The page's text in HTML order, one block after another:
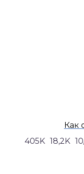
Как
405K 18,2K